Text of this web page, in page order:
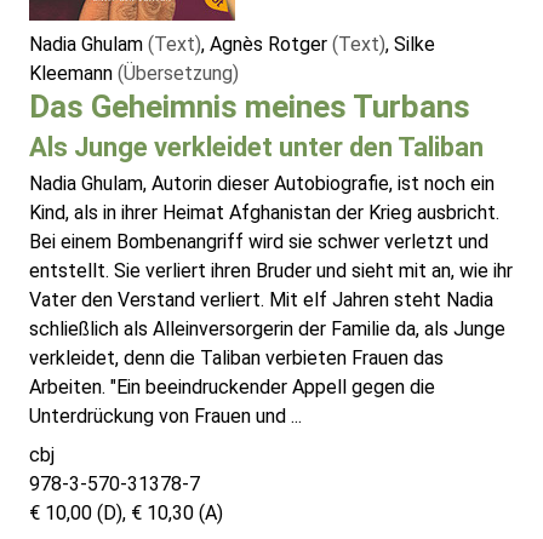
Nadia Ghulam (Text), Agnès Rotger (Text), Silke
Kleemann (Übersetzung)
Das Geheimnis meines Turbans
Als Junge verkleidet unter den Taliban
Nadia Ghulam, Autorin dieser Autobiografie, ist noch ein
Kind, als in ihrer Heimat Afghanistan der Krieg ausbricht.
Bei einem Bombenangriff wird sie schwer verletzt und
entstellt. Sie verliert ihren Bruder und sieht mit an, wie ihr
Vater den Verstand verliert. Mit elf Jahren steht Nadia
schließlich als Alleinversorgerin der Familie da, als Junge
verkleidet, denn die Taliban verbieten Frauen das
Arbeiten. "Ein beeindruckender Appell gegen die
Unterdrückung von Frauen und ...
cbj
978-3-570-31378-7
€ 10,00 (D), € 10,30 (A)